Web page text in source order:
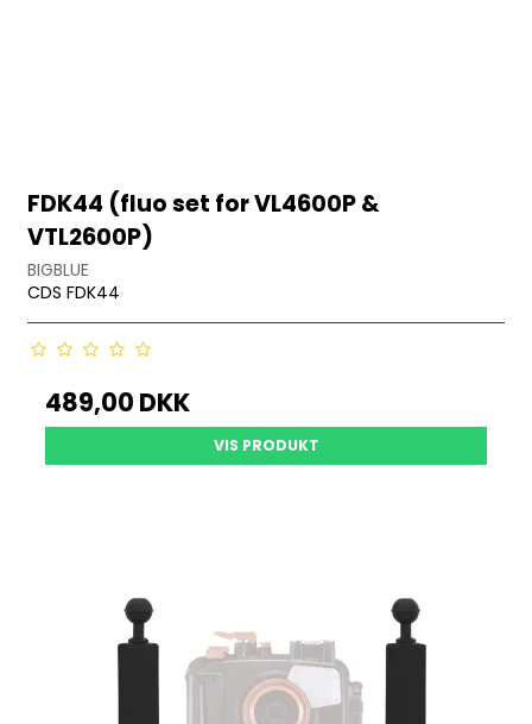
FDK44 (fluo set for VL4600P &
VTL2600P)
BIGBLUE
CDS FDK44
489,00 DKK
VIS PRODUKT